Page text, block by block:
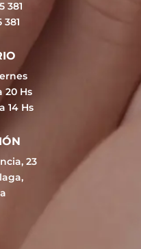
381
381
20 Hs
14 Hs
23